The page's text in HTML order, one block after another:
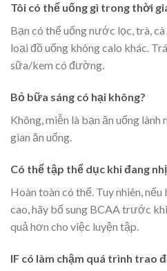
Tôi có thể uống gì trong thời
Bạn có thể uống nước lọc, trà,
loại đồ uống không calo khác.
sữa/kem có đường.
Bỏ bữa sáng có hại không?
Không, miễn là bạn ăn uống
gian ăn uống.
Có thể tập thể dục khi đang
Hoàn toàn có thể. Tuy nhiên,
cao, hãy bổ sung BCAA trước
quả hơn cho việc luyện tập.
IF có làm chậm quá trình trao